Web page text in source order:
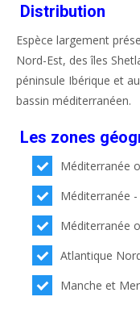
Distribution
Espèce largement
Nord-Est, des îles
péninsule Ibérique et
bassin méditerranéen.
Les zones
Méditerranée
Méditerranée
Méditerranée
Atlantique
Manche et